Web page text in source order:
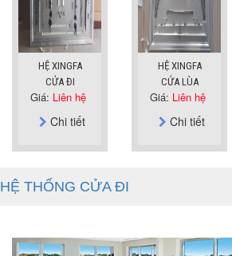
HỆ XINGFA
CỬA ĐI
Giá: Liên hệ
Chi tiết
HỆ XINGFA
CỬA LÙA
Giá: Liên hệ
Chi tiết
HỆ THỐNG CỬA ĐI